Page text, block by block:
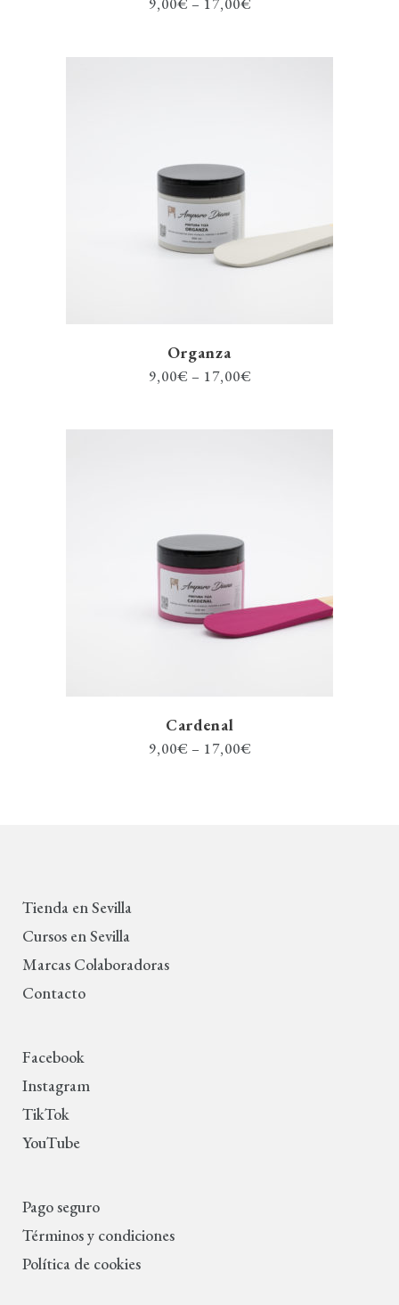
9,00€ – 17,00€
Organza
9,00€ – 17,00€
Cardenal
9,00€ – 17,00€
Tienda en Sevilla
Cursos en Sevilla
Marcas Colaboradoras
Contacto
Facebook
Instagram
TikTok
YouTube
Pago seguro
Términos y condiciones
Política de cookies